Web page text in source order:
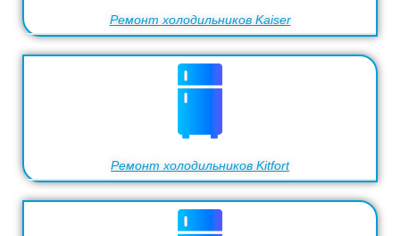
Ремонт холодильников Kaiser
Ремонт холодильников Kitfort